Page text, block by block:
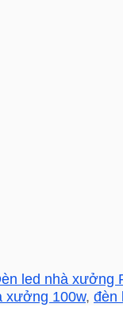
led nhà xưởng
xưởng 100w, đèn